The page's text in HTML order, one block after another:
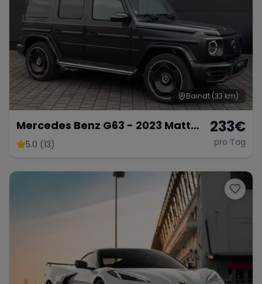
Range Rover Corvette
Baindt (33 km)
Mercedes Benz G63 - 2023 Matt
Schwarz
5.0 (13)
233€
pro Tag